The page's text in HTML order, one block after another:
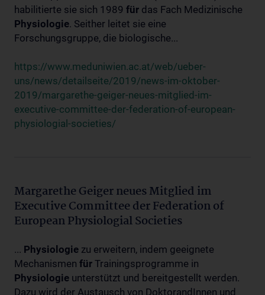
habilitierte sie sich 1989 für das Fach Medizinische
Physiologie. Seither leitet sie eine
Forschungsgruppe, die biologische...
https://www.meduniwien.ac.at/web/ueber-
uns/news/detailseite/2019/news-im-oktober-
2019/margarethe-geiger-neues-mitglied-im-
executive-committee-der-federation-of-european-
physiologial-societies/
Margarethe Geiger neues Mitglied im
Executive Committee der Federation of
European Physiologial Societies
... Physiologie zu erweitern, indem geeignete
Mechanismen für Trainingsprogramme in
Physiologie unterstützt und bereitgestellt werden.
Dazu wird der Austausch von DoktorandInnen und